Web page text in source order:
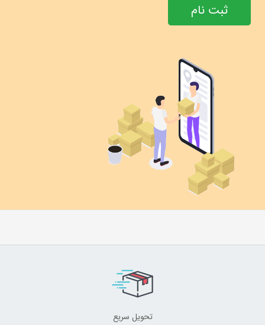
ثبت نام
تحویل سریع